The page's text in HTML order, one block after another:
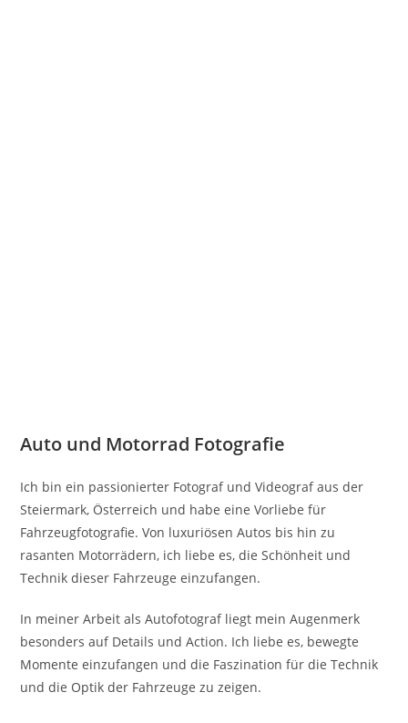
Auto und Motorrad Fotografie
Ich bin ein passionierter Fotograf und Videograf aus der
Steiermark, Österreich und habe eine Vorliebe für
Fahrzeugfotografie. Von luxuriösen Autos bis hin zu
rasanten Motorrädern, ich liebe es, die Schönheit und
Technik dieser Fahrzeuge einzufangen.
In meiner Arbeit als Autofotograf liegt mein Augenmerk
besonders auf Details und Action. Ich liebe es, bewegte
Momente einzufangen und die Faszination für die Technik
und die Optik der Fahrzeuge zu zeigen.